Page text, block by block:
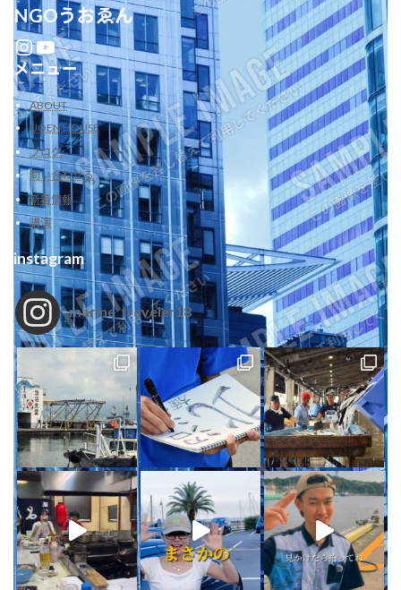
NGOうおゑん
Instagram
YouTube
メニュー
ABOUT
UOEN HOUSE
ブログ
問い合わせる
新着情報
講演
instagram
marine_traveler18